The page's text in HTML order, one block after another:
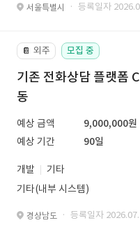
서울특별시 · 등록일자
📔 외주 모집 중
기존 전화상담 플랫폼
동
예상 금액
9,000,000원
예상 기간
90일
개발
기타
기타(내부 시스템)
경상남도 · 등록일자